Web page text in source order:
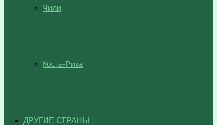
Чили
Коста-Рика
ДРУГИЕ СТРАНЫ